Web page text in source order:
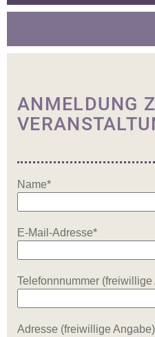
ANMELDUNG
Name*
E-Mail-Adresse*
Telefonnnummer (freiwillige
Adresse (freiwillige Angabe)